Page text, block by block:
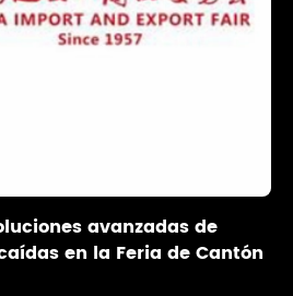
avanzadas de
en la Feria de Cantón